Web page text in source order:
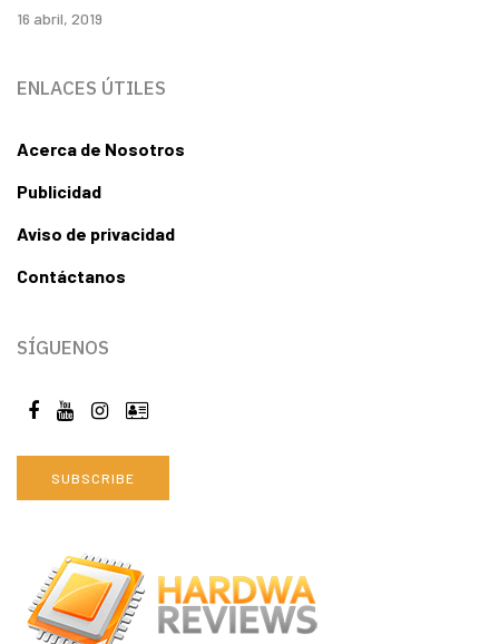
16 abril, 2019
ENLACES ÚTILES
Acerca de Nosotros
Publicidad
Aviso de privacidad
Contáctanos
SÍGUENOS
SUBSCRIBE